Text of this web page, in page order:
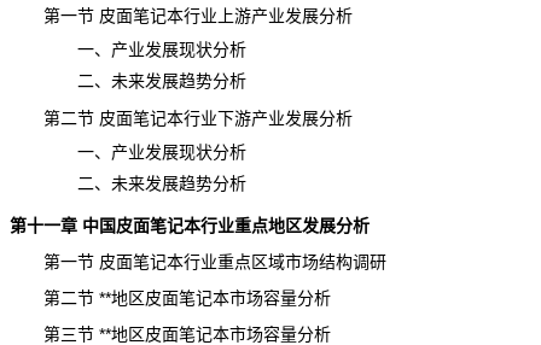
第一节 皮面笔记本行业上游产业发展分析
一、产业发展现状分析
二、未来发展趋势分析
第二节 皮面笔记本行业下游产业发展分析
一、产业发展现状分析
二、未来发展趋势分析
第十一章 中国皮面笔记本行业重点地区发展分析
第一节 皮面笔记本行业重点区域市场结构调研
第二节 **地区皮面笔记本市场容量分析
第三节 **地区皮面笔记本市场容量分析